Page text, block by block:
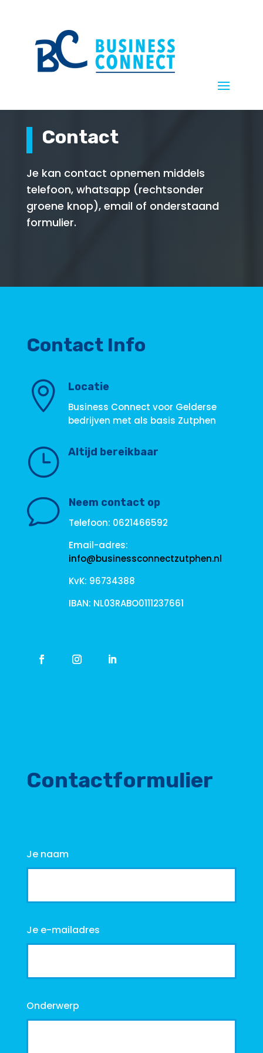
Contact
Je kan contact opnemen middels
telefoon, whatsapp (rechtsonder
groene knop), email of onderstaand
formulier.
Contact Info
 Locatie
Business Connect voor Gelderse
bedrijven met als basis Zutphen
} Altijd bereikbaar
v Neem contact op
Telefoon: 0621466592
Email-adres:
info@businessconnectzutphen.nl
KvK: 96734388
IBAN: NL03RABO0111237661
Contactformulier
Je naam
Je e-mailadres
Onderwerp